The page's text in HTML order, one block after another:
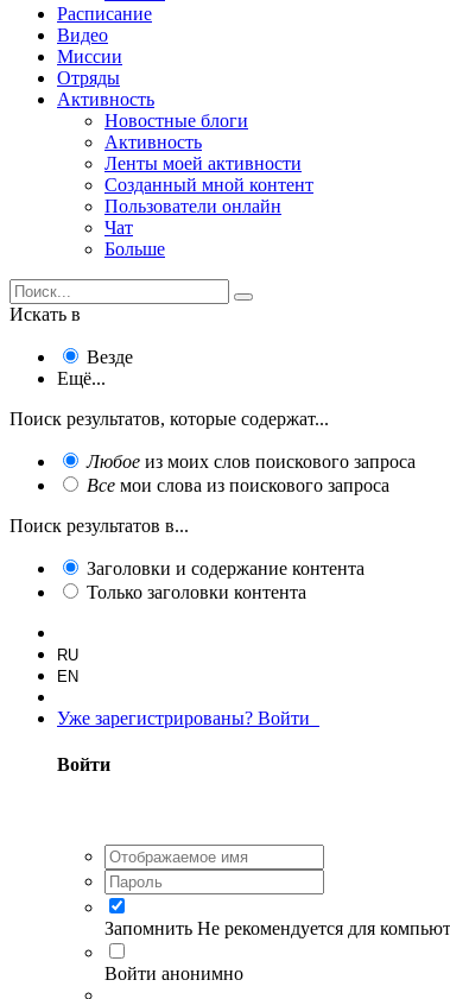
Расписание
Видео
Миссии
Отряды
Активность
Новостные блоги
Активность
Ленты моей активности
Созданный мной контент
Пользователи онлайн
Чат
Больше
Искать в
Везде
Ещё...
Поиск результатов, которые содержат...
Любое из моих слов поискового запроса
Все мои слова из поискового запроса
Поиск результатов в...
Заголовки и содержание контента
Только заголовки контента
RU
EN
Уже зарегистрированы? Войти
Войти
Запомнить Не рекомендуется для
Войти анонимно